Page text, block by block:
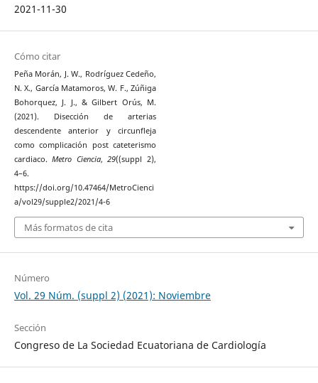
2021-11-30
Cómo citar
Peña Morán, J. W., Rodríguez Cedeño,
N. X., García Matamoros, W. F., Zúñiga
Bohorquez, J. J., & Gilbert Orús, M.
(2021). Disección de arterias
descendente anterior y circunfleja
como complicación post cateterismo
cardiaco.Metro Ciencia,29((suppl 2),
4–6.
https://doi.org/10.47464/MetroCienci
a/vol29/supple2/2021/4-6
Más formatos de cita
Número
Vol. 29 Núm. (suppl 2) (2021): Noviembre
Sección
Congreso de La Sociedad Ecuatoriana de Cardiología